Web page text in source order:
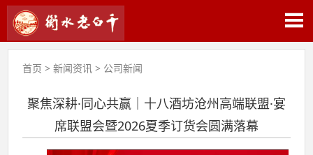
首页 >新闻资讯 > 公司新闻
聚焦深耕·同心共赢｜十八酒坊沧州高端联盟·宴
席联盟会暨2026夏季订货会圆满落幕